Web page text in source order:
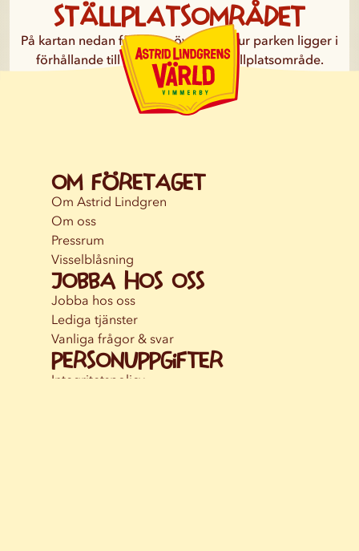
ställplatsområdet
På kartan nedan får du en överblick hur parken ligger i
förhållande till vårt boende och ställplatsområde.
Visa översiktskarta
Om företaget
Om Astrid Lindgren
Om oss
Pressrum
Visselblåsning
Jobba hos oss
Jobba hos oss
Lediga tjänster
Vanliga frågor & svar
Personuppgifter
Integritetspolicy